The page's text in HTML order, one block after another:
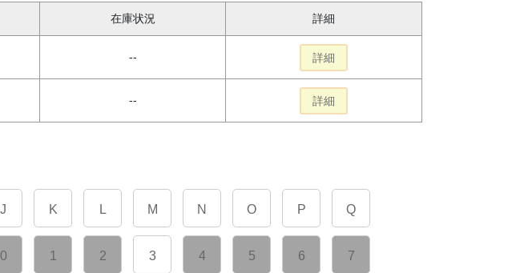
在庫状況 詳細
-- 詳細
-- 詳細
J K L M N O P Q
0 1 2 3 4 5 6 7